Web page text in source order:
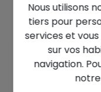
Description
Projet : villa
Fustera, Benissa
Nous utilisons
tiers pour
services et
sur vos
navigation.
notre